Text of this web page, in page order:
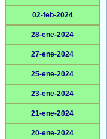
02-feb-2024
28-ene-2024
27-ene-2024
25-ene-2024
23-ene-2024
21-ene-2024
20-ene-2024